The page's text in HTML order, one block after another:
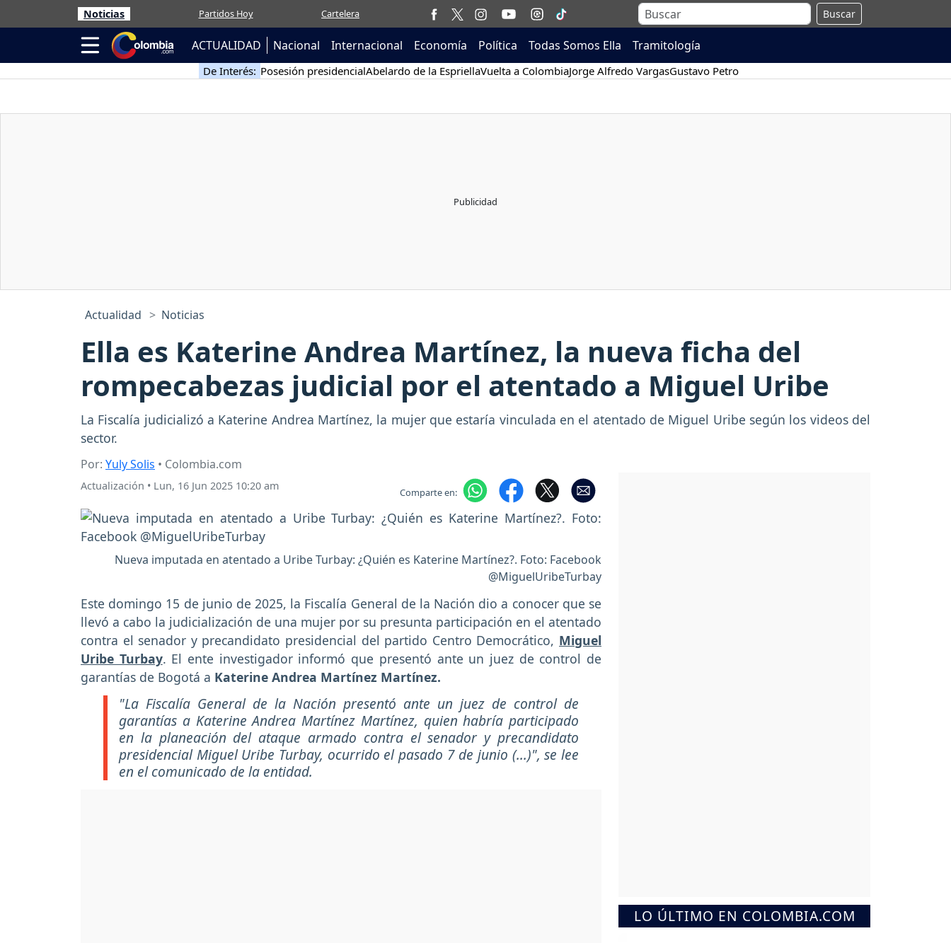
Noticias Partidos Hoy Cartelera Buscar
ACTUALIDAD Nacional Internacional Economía Política Todas Somos Ella Tramitología
De Interés: Posesión presidencialAbelardo de la EspriellaVuelta a ColombiaJorge Alfredo VargasGustavo Petro
Actualidad Noticias
Ella es Katerine Andrea Martínez, la nueva ficha del
rompecabezas judicial por el atentado a Miguel Uribe
La Fiscalía judicializó a Katerine Andrea Martínez, la mujer que estaría vinculada en el atentado de Miguel Uribe según los videos del
sector.
Por: Yuly Solis • Colombia.com
Actualización • Lun, 16 Jun 2025 10:20 am Comparte en:
Nueva imputada en atentado a Uribe Turbay: ¿Quién es Katerine Martínez?. Foto: Facebook
@MiguelUribeTurbay
Este domingo 15 de junio de 2025, la Fiscalía General de la Nación dio a conocer que se
llevó a cabo la judicialización de una mujer por su presunta participación en el atentado
contra el senador y precandidato presidencial del partido Centro Democrático, Miguel
Uribe Turbay. El ente investigador informó que presentó ante un juez de control de
garantías de Bogotá a Katerine Andrea Martínez Martínez.
"La Fiscalía General de la Nación presentó ante un juez de control de
garantías a Katerine Andrea Martínez Martínez, quien habría participado
en la planeación del ataque armado contra el senador y precandidato
presidencial Miguel Uribe Turbay, ocurrido el pasado 7 de junio (...)", se lee
en el comunicado de la entidad.
LO ÚLTIMO EN COLOMBIA.COM